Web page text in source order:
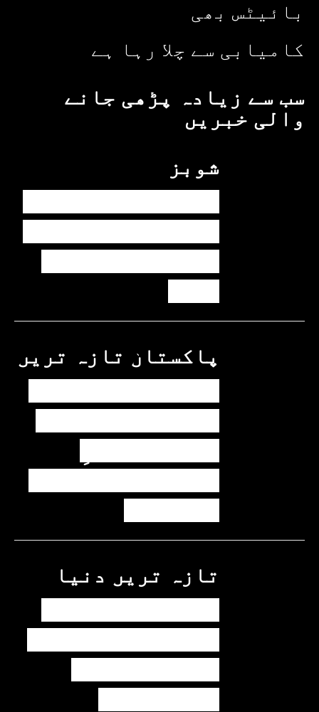
بائیٹس بھی
کامیابی سے چلا رہا ہے
سب سے زیادہ پڑھی جانے
والی خبریں
شوبز
پاکستان تازہ ترین
تازہ ترین
دنیا